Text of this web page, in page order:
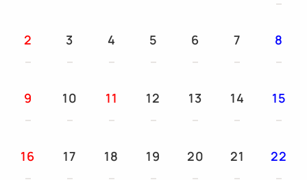
2 3 4 5 6 7 8
9 10 11 12 13 14 15
16 17 18 19 20 21 22